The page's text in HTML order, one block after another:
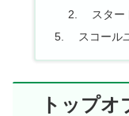
スター
スコール
トップオ